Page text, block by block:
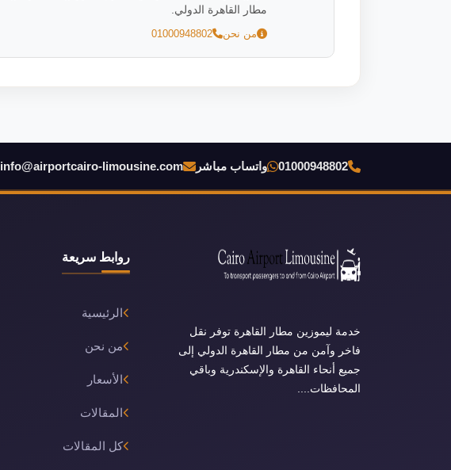
مطار القاهرة الدولي.
من نحن
01000948802
01000948802 واتساب مباشر info@airportcairo-limousine.com
خدمة ليموزين مطار القاهرة توفر نقل
فاخر وآمن من مطار القاهرة الدولي إلى
جميع أنحاء القاهرة والإسكندرية وباقي
المحافظات....
روابط سريعة
الرئيسية
من نحن
الأسعار
المقالات
كل المقالات